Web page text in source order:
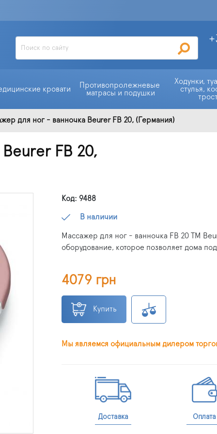
кровати
Противопролежневые
матрасы и подушки
Ходунки,
стулья,
для ног - ванночка Beurer FB 20, (Германия)
FB 20,
Код: 9488
В наличии
Массажер для ног - ванночка FB 20 ТМ
оборудование, которое позволяет дома
4079 грн
Купить
Мы являемся официальным дилером
Доставка Оплата